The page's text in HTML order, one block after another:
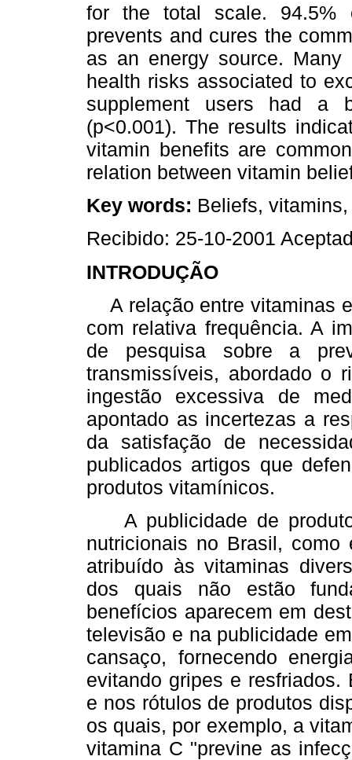
for the total scale. 94.5%
prevents and cures the
as an energy source.
health risks associated to
supplement users had a
(p<0.001). The results
vitamin benefits are
relation between vitamin
Key words: Beliefs,
Recibido: 25-10-2001
INTRODUÇÃO
A relação entre vitaminas
com relativa frequência. A
de pesquisa sobre a
transmissíveis, abordado o
ingestão excessiva de
apontado as incertezas a
da satisfação de
publicados artigos que
produtos vitamínicos.
A publicidade de
nutricionais no Brasil,
atribuído às vitaminas
dos quais não estão
benefícios aparecem em
televisão e na publicidade
cansaço, fornecendo
evitando gripes e resfriados.
e nos rótulos de produtos
os quais, por exemplo, a
vitamina C "previne as